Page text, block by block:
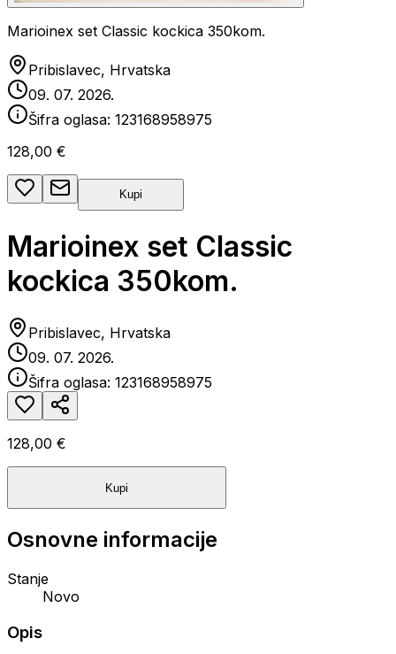
Marioinex set Classic kockica 350kom.
Pribislavec, Hrvatska
09. 07. 2026.
Šifra oglasa: 123168958975
128,00 €
Kupi
Marioinex set Classic
kockica 350kom.
Pribislavec, Hrvatska
09. 07. 2026.
Šifra oglasa: 123168958975
128,00 €
Kupi
Osnovne informacije
Stanje
Novo
Opis